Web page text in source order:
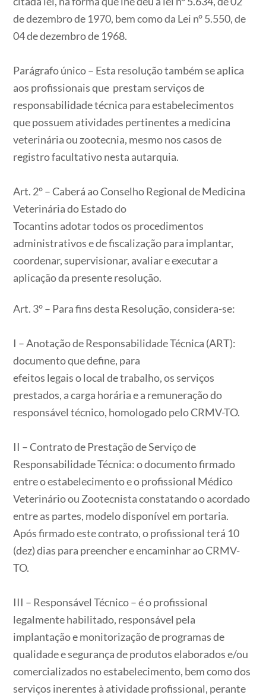
de dezembro de 1970, bem como da Lei n° 5.550, de
04 de dezembro de 1968.
Parágrafo único – Esta resolução também se aplica
aos profissionais que prestam serviços de
responsabilidade técnica para estabelecimentos
que possuem atividades pertinentes a medicina
veterinária ou zootecnia, mesmo nos casos de
registro facultativo nesta autarquia.
Art. 2° – Caberá ao Conselho Regional de Medicina
Veterinária do Estado do
Tocantins adotar todos os procedimentos
administrativos e de fiscalização para implantar,
coordenar, supervisionar, avaliar e executar a
aplicação da presente resolução.
Art. 3° – Para fins desta Resolução, considera-se:
I – Anotação de Responsabilidade Técnica (ART):
documento que define, para
efeitos legais o local de trabalho, os serviços
prestados, a carga horária e a remuneração do
responsável técnico, homologado pelo CRMV-TO.
II – Contrato de Prestação de Serviço de
Responsabilidade Técnica: o documento firmado
entre o estabelecimento e o profissional Médico
Veterinário ou Zootecnista constatando o acordado
entre as partes, modelo disponível em portaria.
Após firmado este contrato, o profissional terá 10
(dez) dias para preencher e encaminhar ao CRMV-
TO.
III – Responsável Técnico – é o profissional
legalmente habilitado, responsável pela
implantação e monitorização de programas de
qualidade e segurança de produtos elaborados e/ou
comercializados no estabelecimento, bem como dos
serviços inerentes à atividade profissional, perante